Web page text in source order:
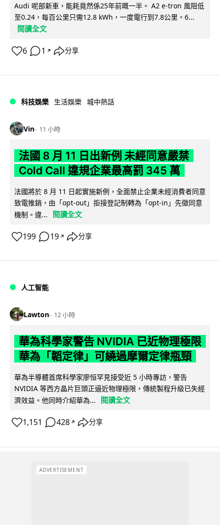
Audi 呢部新車，能耗竟然係25年前嘅一半。 A2 e-tron 風阻低
至0.24，每百公里只需12.8 kWh，一度電行到7.8公里。6...
閱讀全文
6 1 ↗ 分享
科技娛樂 生活娛樂 城中熱話
Vin 11 小時
法國 8 月 11 日出新例 未經同意嚴禁
Cold Call 違規企業最高罰 345 萬
法國將於 8 月 11 日起實施新例，全面禁止企業未經消費者同意
致電推銷，由「opt-out」拒接登記制轉為「opt-in」先徵同意
機制。違...
閱讀全文
199 19 ↗ 分享
人工智能
Lawton 12 小時
華為科學家警告 NVIDIA 已近物理極限
華為「韜定律」可繞過摩爾定律瓶頸
華為半導體首席科學家廖恒罕見接受近 5 小時專訪，警告
NVIDIA 等西方晶片巨頭正逼近物理極限，傳統製程升級已失經
濟效益。他同時介紹華為...
閱讀全文
1,151 428 ↗ 分享
ADVERTISEMENT